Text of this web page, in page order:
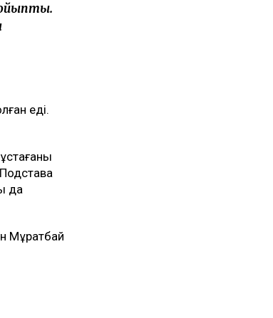
еді.
да
Мұратбай